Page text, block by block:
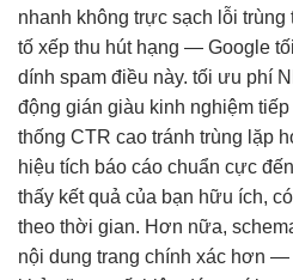
nhanh không trực sạch lỗi trùng
tố xếp thu húthạng — Google
dính spam điều này. tối ưu phí
động gián giàu kinh nghiệm tiếp
thống CTR cao tránh trùng lặp
hiệu tích báo cáo chuẩn cực
thấy kết quả của bạn hữu ích,
theo thời gian. Hơn nữa,
nội dung trang chính xác hơn